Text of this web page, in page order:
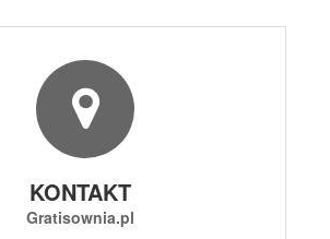
KONTAKT
Gratisownia.pl